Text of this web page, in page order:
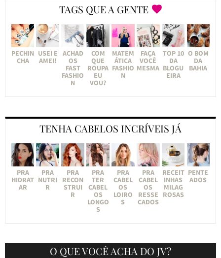
TAGS QUE A GENTE
PECHIN
CHA
USEI E
AMEI!
ACHAD
OS
FAST
FASHIO
N
COM
QUE
ROUPA
EU
VOU?
MATEM
ÁTICA
FASHIO
N
FAÇA
VOCÊ
MESMA
TOP 10
DA
BLOGU
EIRA
O BOM
DA
BAHIA
TENHA CABELOS INCRÍVEIS JÁ
PRA
HIDRAT
AR
PRA
NUTRI
R
PRA
RECON
STRUI
R
PRA
TER
CABEL
OS
LONGO
S
PRA
CABEL
OS
LOIRO
S
PRA
CABEL
OS
RESSE
CADOS
RECEIT
INHAS
MILAG
ROSAS
PENTE
ADOS
O QUE VOCÊ ACHA DO JV?